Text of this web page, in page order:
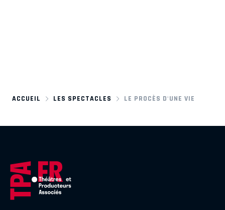
ACCUEIL LES SPECTACLES LE PROCÈS D'UNE VIE